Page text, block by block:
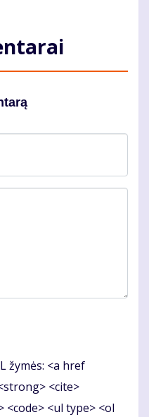
žymės: <a href
<cite>
<code> <ul type> <ol